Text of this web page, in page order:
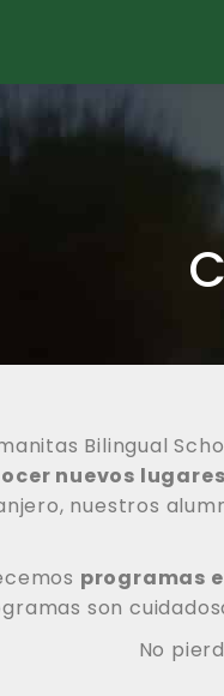
Bilingual
nuevos
nuestros
programas
son
No